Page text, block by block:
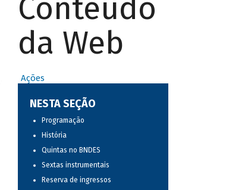
Conteúdo
da Web
Ações
NESTA SEÇÃO
Programação
História
Quintas no BNDES
Sextas instrumentais
Reserva de ingressos